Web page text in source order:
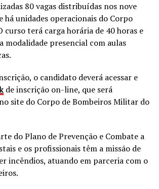
80 vagas distribuídas nos nove
há unidades operacionais do Corpo
curso terá carga horária de 40 horas e
modalidade presencial com aulas
o candidato deverá acessar e
de inscrição on-line, que será
site do Corpo de Bombeiros Militar do
do Plano de Prevenção e Combate a
e os profissionais têm a missão de
incêndios, atuando em parceria com o